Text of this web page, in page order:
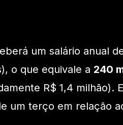
um salário anual
o que equivale a 240
R$ 1,4 milhão).
um terço em relação